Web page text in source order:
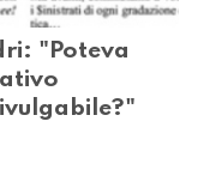
"Poteva